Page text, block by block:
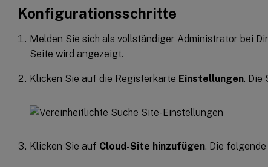
Konfigurationsschritte
Melden Sie sich als vollständiger Administrator bei
Seite wird angezeigt.
Klicken Sie auf die Registerkarte Einstellungen. Die
Klicken Sie auf Cloud-Site hinzufügen. Die